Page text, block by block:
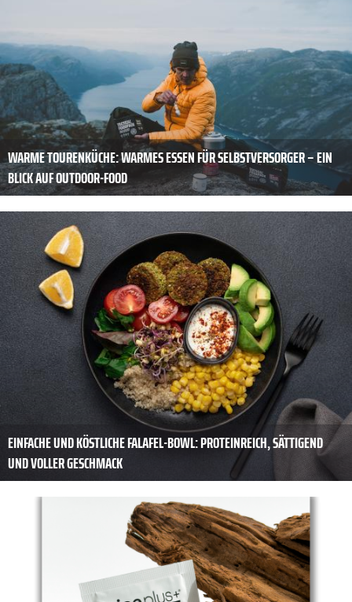
WARME TOURENKÜCHE: WARMES ESSEN FÜR SELBSTVERSORGER – EIN
BLICK AUF OUTDOOR-FOOD
EINFACHE UND KÖSTLICHE FALAFEL-BOWL: PROTEINREICH, SÄTTIGEND
UND VOLLER GESCHMACK